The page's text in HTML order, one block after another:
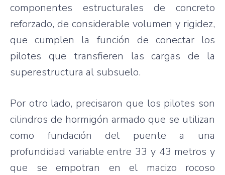
componentes estructurales de concreto
reforzado, de considerable volumen y rigidez,
que cumplen la función de conectar los
pilotes que transfieren las cargas de la
superestructura al subsuelo.
Por otro lado, precisaron que los pilotes son
cilindros de hormigón armado que se utilizan
como fundación del puente a una
profundidad variable entre 33 y 43 metros y
que se empotran en el macizo rocoso